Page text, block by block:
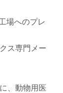
場へのプレ
ス専門メー
、動物用医